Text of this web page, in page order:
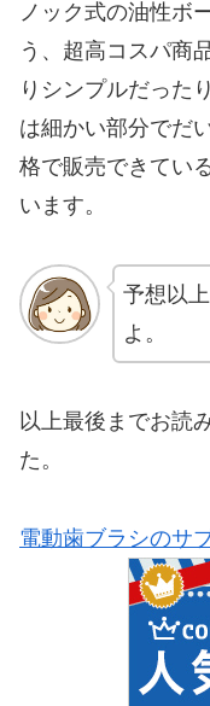
ノック式の油性ボ
う、超高コスパ商
りシンプルだった
は細かい部分でだ
格で販売できてい
います。
予想以
よ。
以上最後までお読
た。
電動歯ブラシのサ